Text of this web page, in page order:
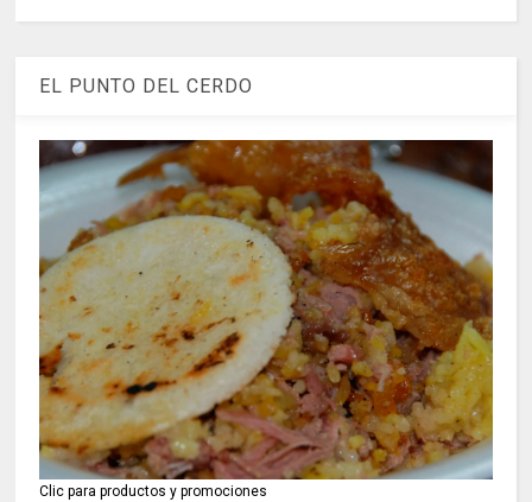
EL PUNTO DEL CERDO
Clic para productos y promociones